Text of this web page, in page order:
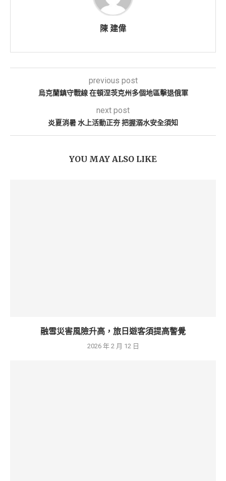
陳 建偉
previous post
烏克蘭鎮守戰線 在頓涅茨克州多個地區擊退俄軍
next post
炎夏消暑 水上活動正夯 把握溺水安全須知
YOU MAY ALSO LIKE
融雪災害風險升高，旅日遊客須提高警覺
2026 年 2 月 12 日